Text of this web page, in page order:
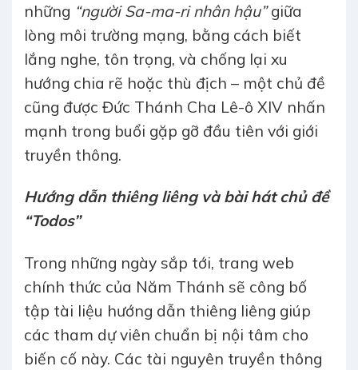
những “người Sa-ma-ri nhân hậu”giữa
lòng môi trường mạng, bằng cách biết
lắng nghe, tôn trọng, và chống lại xu
hướng chia rẽ hoặc thù địch – một chủ đề
cũng được Đức Thánh Cha Lê-ô XIV nhấn
mạnh trong buổi gặp gỡ đầu tiên với giới
truyền thông.
Hướng dẫn thiêng liêng và bài hát chủ đề
“Todos”
Trong những ngày sắp tới, trang web
chính thức của Năm Thánh sẽ công bố
tập tài liệu hướng dẫn thiêng liêng giúp
các tham dự viên chuẩn bị nội tâm cho
biến cố này. Các tài nguyên truyền thông